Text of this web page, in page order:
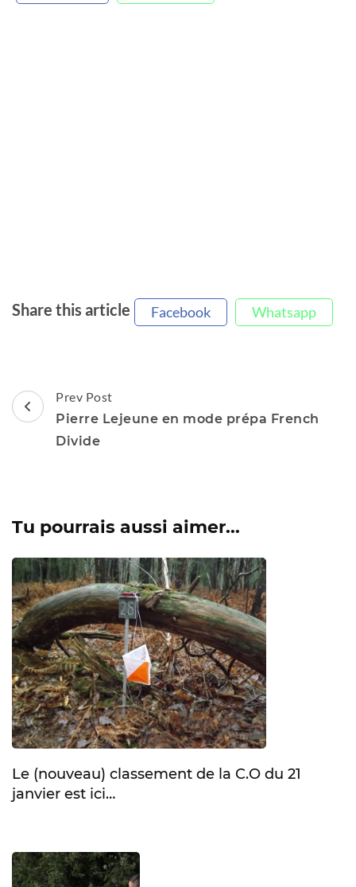
Share this article Facebook Whatsapp
Post
Navigation
Prev Post
Pierre Lejeune en mode prépa French
Divide
Tu pourrais aussi aimer...
Le (nouveau) classement de la C.O du 21
janvier est ici…